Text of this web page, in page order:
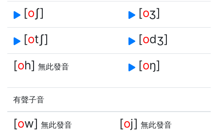
[oʃ] [oʒ]
[otʃ] [odʒ]
[oh] 無此發音 [oŋ]
有聲子音
[ow] 無此發音 [oj] 無此發音